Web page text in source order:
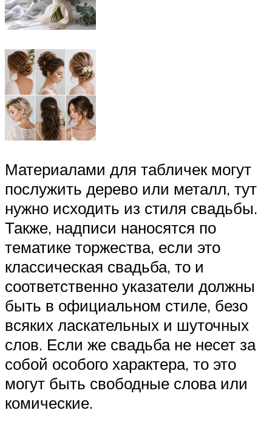
Материалами для табличек могут
послужить дерево или металл, тут
нужно исходить из стиля свадьбы.
Также, надписи наносятся по
тематике торжества, если это
классическая свадьба, то и
соответственно указатели должны
быть в официальном стиле, безо
всяких ласкательных и шуточных
слов. Если же свадьба не несет за
собой особого характера, то это
могут быть свободные слова или
комические.